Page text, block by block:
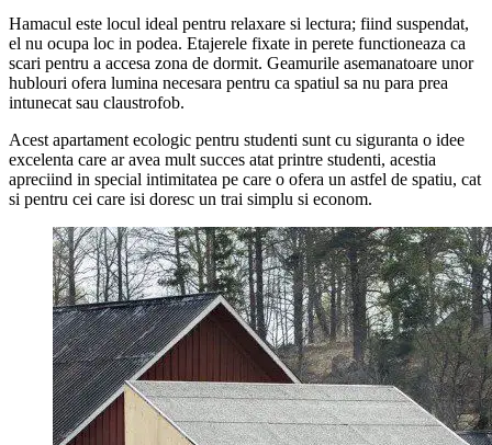
Hamacul este locul ideal pentru relaxare si lectura; fiind suspendat,
el nu ocupa loc in podea. Etajerele fixate in perete functioneaza ca
scari pentru a accesa zona de dormit. Geamurile asemanatoare unor
hublouri ofera lumina necesara pentru ca spatiul sa nu para prea
intunecat sau claustrofob.
Acest apartament ecologic pentru studenti sunt cu siguranta o idee
excelenta care ar avea mult succes atat printre studenti, acestia
apreciind in special intimitatea pe care o ofera un astfel de spatiu, cat
si pentru cei care isi doresc un trai simplu si econom.